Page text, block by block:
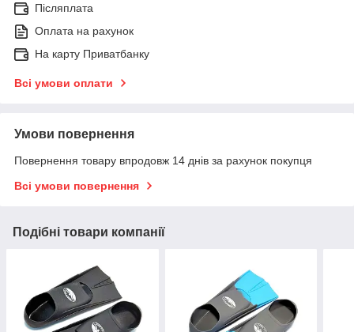
Післяплата
Оплата на рахунок
На карту Приватбанку
Всі умови оплати
Умови повернення
Повернення товару впродовж 14 днів за рахунок покупця
Всі умови повернення
Подібні товари компанії